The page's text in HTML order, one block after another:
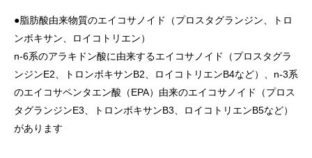
●脂肪酸由来物質のエイコサノイド（プロスタグランジン、トロ
ンボキサン、ロイコトリエン）
n-6系のアラキドン酸に由来するエイコサノイド（プロスタグラ
ンジンE2、トロンボキサンB2、ロイコトリエンB4など）、n-3系
のエイコサペンタエン酸（EPA）由来のエイコサノイド（プロス
タグランジンE3、トロンボキサンB3、ロイコトリエンB5など）
があります